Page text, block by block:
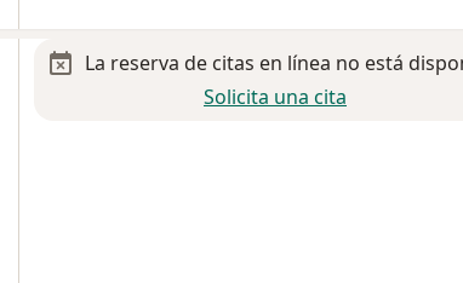
La reserva de citas en línea no está
Solicita una cita